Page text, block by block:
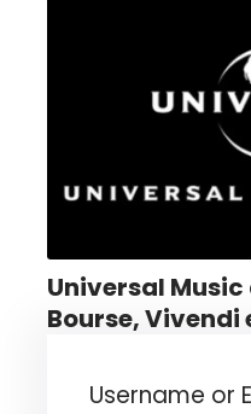
Universal Music
Bourse,
Username or